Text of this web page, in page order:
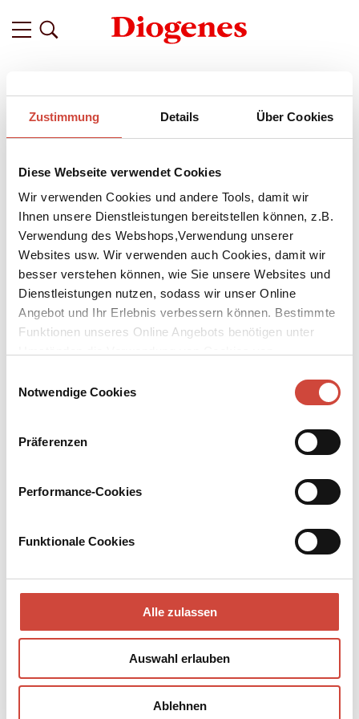
Zustimmung Details Über Cookies
Diese Webseite verwendet Cookies
Wir verwenden Cookies und andere Tools, damit wir
Ihnen unsere Dienstleistungen bereitstellen können, z.B.
Verwendung des Webshops,Verwendung unserer
Websites usw. Wir verwenden auch Cookies, damit wir
besser verstehen können, wie Sie unsere Websites und
Dienstleistungen nutzen, sodass wir unser Online
Angebot und Ihr Erlebnis verbessern können. Bestimmte
Funktionen unseres Online Angebots benötigen unter
Notwendige Cookies
Präferenzen
Performance-Cookies
Funktionale Cookies
Alle zulassen
Auswahl erlauben
Ablehnen
Related Featured
vor 11 Jahren
Mag ich / Mag ich nicht – heute mit:
Eve Harris
Bis spätnachts lesen und dann ungestört ausschlafen – Eve
Harris verrät uns einige ihrer Vorlieben und liebsten Routinen.
Und, wie es in dieser Rubrik üblich ist, auch mehrere Dinge,
die sie nicht gerne mag. Dabei spielen ihre Familie und der
Alltag in London eine wichtige Rolle:
Meinen Garten in London im Mondschein.
Untertags allein ins Kino gehen.